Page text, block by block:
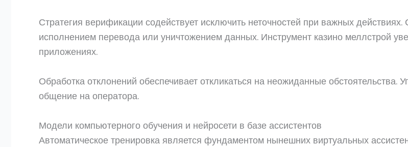
Стратегия верификации содействует исключить неточностей при важных
исполнением перевода или уничтожением данных. Инструмент казино меллстрой
приложениях.
Обработка отклонений обеспечивает откликаться на неожиданные
общение на оператора.
Модели компьютерного обучения и нейросети в базе ассистентов
Автоматическое тренировка является фундаментом нынешних виртуальных